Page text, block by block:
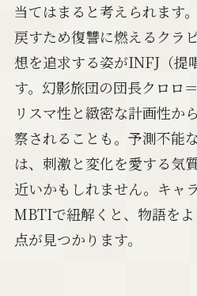
当てはまると考えられます
戻すため復讐に燃えるクラ
想を追求する姿がINFJ（提
す。幻影旅団の団長クロロ
リスマ性と緻密な計画性か
察されることも。予測不能
は、刺激と変化を愛する気
近いかもしれません。キャ
MBTIで紐解くと、物語を
点が見つかります。